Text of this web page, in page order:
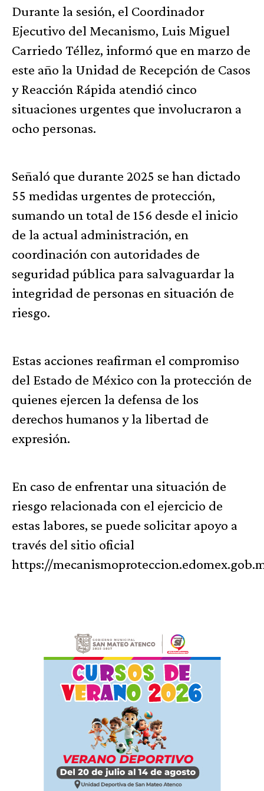
Durante la sesión, el Coordinador
Ejecutivo del Mecanismo, Luis Miguel
Carriedo Téllez, informó que en marzo de
este año la Unidad de Recepción de Casos
y Reacción Rápida atendió cinco
situaciones urgentes que involucraron a
ocho personas.
Señaló que durante 2025 se han dictado
55 medidas urgentes de protección,
sumando un total de 156 desde el inicio
de la actual administración, en
coordinación con autoridades de
seguridad pública para salvaguardar la
integridad de personas en situación de
riesgo.
Estas acciones reafirman el compromiso
del Estado de México con la protección de
quienes ejercen la defensa de los
derechos humanos y la libertad de
expresión.
En caso de enfrentar una situación de
riesgo relacionada con el ejercicio de
estas labores, se puede solicitar apoyo a
través del sitio oficial
https://